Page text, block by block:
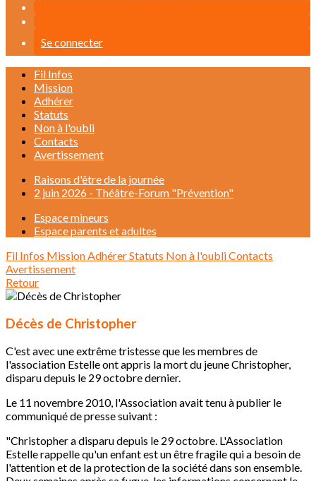
Se connecter
Fil Infos
Mission
Adhérer
Statuts
Non à l'oubli
Contacts
Avertissement
Raisons d'être de la journée
2 juin 2026 - Théâtre-Forum "Prévention"
Espace mineurs
Espace parents et adultes
Fil Infos MissionAdhérerStatuts Non à l'oubliContacts
Avertissement
Retour
Décès de Christopher
C'est avec une extrême tristesse que les membres de
l'association Estelle ont appris la mort du jeune Christopher,
disparu depuis le 29 octobre dernier.
Le 11 novembre 2010, l'Association avait tenu à publier le
communiqué de presse suivant :
"Christopher a disparu depuis le 29 octobre. L'Association
Estelle rappelle qu'un enfant est un être fragile qui a besoin de
l'attention et de la protection de la société dans son ensemble.